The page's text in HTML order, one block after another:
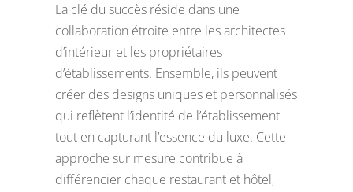
La clé du succès réside dans une
collaboration étroite entre les architectes
d’intérieur et les propriétaires
d’établissements. Ensemble, ils peuvent
créer des designs uniques et personnalisés
qui reflètent l’identité de l’établissement
tout en capturant l’essence du luxe. Cette
approche sur mesure contribue à
différencier chaque restaurant et hôtel,